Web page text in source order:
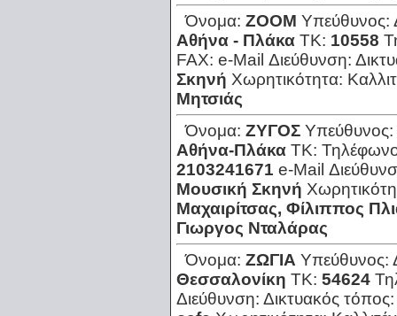
Όνομα: ΖΟΟΜ Υπεύθυνος:
Αθήνα - Πλάκα ΤΚ: 10558
FAX: e-Mail Διεύθυνση:
Σκηνή Χωρητικότητα:
Μητσιάς
Όνομα: ΖΥΓΟΣ Υπεύθυνος:
Αθήνα-Πλάκα ΤΚ:
2103241671 e-Mail
Μουσική Σκηνή
Μαχαιρίτσας, Φίλιππος
Γιωργος Νταλάρας
Όνομα: ΖΩΓΙΑ Υπεύθυνος:
Θεσσαλονίκη ΤΚ: 54624
Διεύθυνση: Δικτυακός